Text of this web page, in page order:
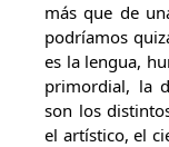
más que de
podríamos
es la lengua,
primordial, la
son los
el artístico, el